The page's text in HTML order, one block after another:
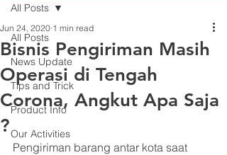
All Posts
News Update
Tips and Trick
Product Info
Our Activities
All Posts
Bisnis Pengiriman Masih
Operasi di Tengah
Corona, Angkut Apa Saja
?
Jun 24, 2020 1 min read
Pengiriman barang antar kota saat